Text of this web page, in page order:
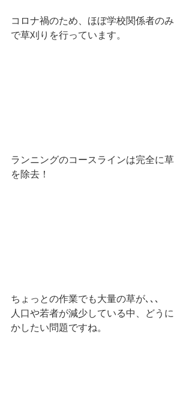
コロナ禍のため、ほぼ学校関係者のみ
で草刈りを行っています。
ランニングのコースラインは完全に草
を除去！
ちょっとの作業でも大量の草が､､､
人口や若者が減少している中、どうに
かしたい問題ですね。